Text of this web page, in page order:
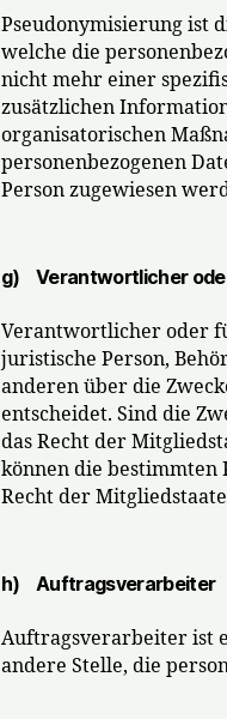
Pseudonymisierung ist
welche die
nicht mehr einer
zusätzlichen
organisatorischen
personenbezogenen
Person zugewiesen
g) Verantwortlicher
Verantwortlicher oder
juristische Person,
anderen über die
entscheidet. Sind die
das Recht der
können die bestimmten
Recht der
h) Auftragsverarbeiter
Auftragsverarbeiter ist
andere Stelle, die